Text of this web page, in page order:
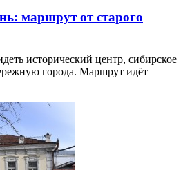
маршрут от старого
исторический центр, сибирское
города. Маршрут идёт